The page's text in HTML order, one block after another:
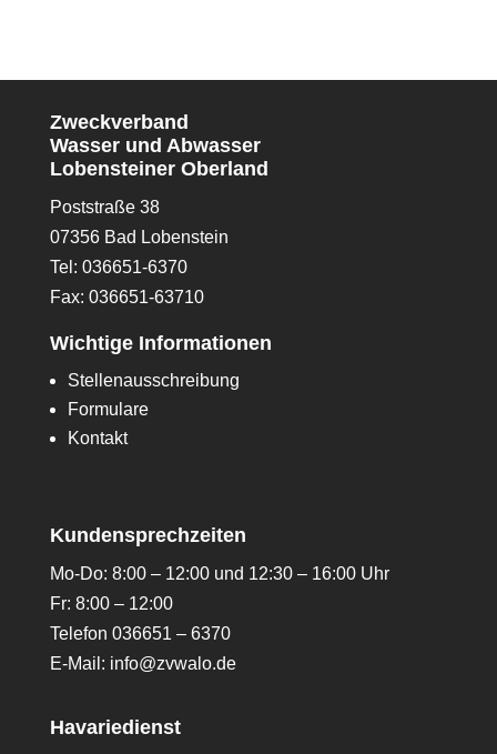
Zweckverband
Wasser und Abwasser
Lobensteiner Oberland
Poststraße 38
07356 Bad Lobenstein
Tel: 036651-6370
Fax: 036651-63710
Wichtige Informationen
Stellenausschreibung
Formulare
Kontakt
Kundensprechzeiten
Mo-Do: 8:00 – 12:00 und 12:30 – 16:00 Uhr
Fr: 8:00 – 12:00
Telefon 036651 – 6370
E-Mail: info@zvwalo.de
Havariedienst